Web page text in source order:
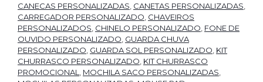
CANECAS PERSONALIZADAS CANETAS PERSONALIZADAS
CARREGADOR PERSONALIZADO CHAVEIROS
PERSONALIZADOS CHINELO PERSONALIZADO FONE DE
OUVIDO PERSONALIZADO GUARDA CHUVA
PERSONALIZADO GUARDA SOL PERSONALIZADO KIT
CHURRASCO PERSONALIZADO KIT CHURRASCO
PROMOCIONAL
MOCHILA SACO PERSONALIZADAS